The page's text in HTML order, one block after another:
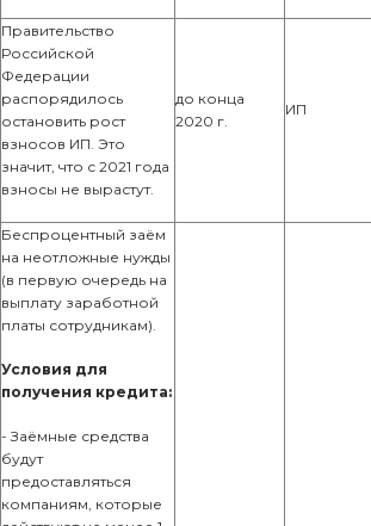
Правительство
Российской
Федерации
распорядилось
остановить рост
взносов ИП. Это
значит, что с 2021 года
взносы не вырастут.
до конца
2020 г.
ИП
Беспроцентный заём
на неотложные нужды
(в первую очередь на
выплату заработной
платы сотрудникам).
Условия для
получения кредита:
- Заёмные средства
будут
предоставляться
компаниям, которые